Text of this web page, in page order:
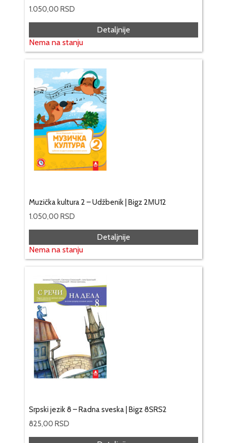
1.050,00 RSD
Detaljnije
Nema na stanju
Muzička kultura 2 – Udžbenik | Bigz 2МU12
1.050,00 RSD
Detaljnije
Nema na stanju
Srpski jezik 8 – Radna sveska | Bigz 8SRS2
825,00 RSD